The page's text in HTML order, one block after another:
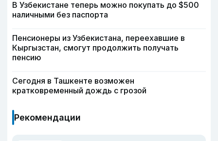
В Узбекистане теперь можно покупать до $500
наличными без паспорта
Пенсионеры из Узбекистана, переехавшие в
Кыргызстан, смогут продолжить получать
пенсию
Сегодня в Ташкенте возможен
кратковременный дождь с грозой
Рекомендации